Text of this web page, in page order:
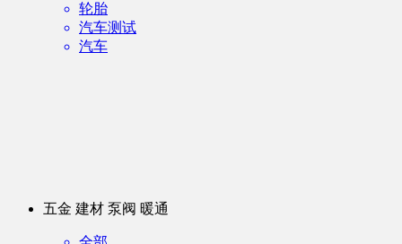
轮胎
汽车测试
汽车
五金 建材 泵阀 暖通